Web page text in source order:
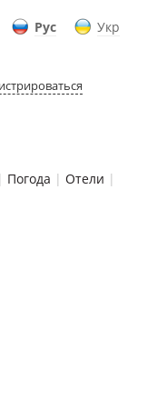
Рус Укр
Погода | Отели |